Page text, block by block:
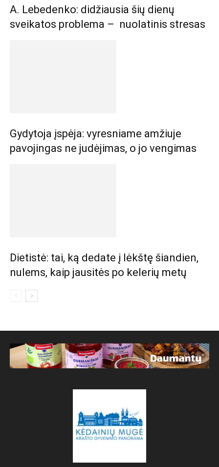
A. Lebedenko: didžiausia šių dienų
sveikatos problema – nuolatinis stresas
Gydytoja įspėja: vyresniame amžiuje
pavojingas ne judėjimas, o jo vengimas
Dietistė: tai, ką dedate į lėkštę šiandien,
nulems, kaip jausitės po kelerių metų